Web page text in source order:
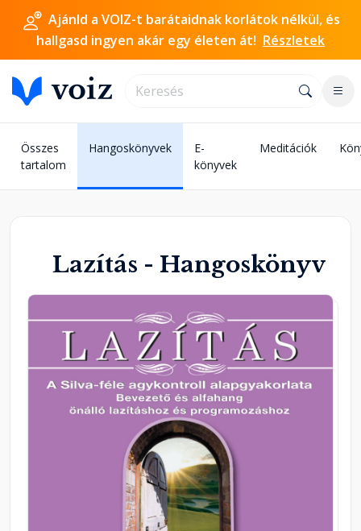
Ajánld a VOIZ-t barátaidnak korlátok nélkül, és
hallgasd ingyen akár egy életen át! Részletek
Összes
tartalom
Hangoskönyvek
E-
könyvek
Meditációk
Lazítás - Hangoskönyv